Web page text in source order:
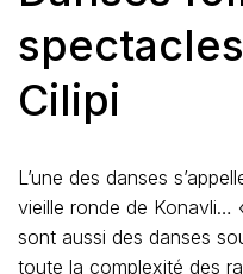
Cilipi
L’une des danses
vieille ronde de Konavli…
sont aussi des danses
toute la complexité des